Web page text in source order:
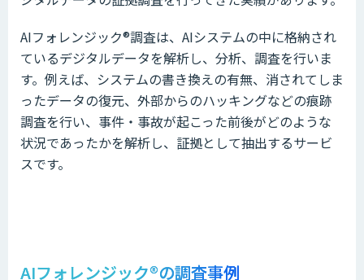
AIフォレンジック®️調査は、AIシステムの中に格納され
ているデジタルデータを解析し、分析、調査を行いま
す。例えば、システムの書き換えの有無、消されてしま
ったデータの復元、外部からのハッキングなどの痕跡
調査を行い、事件・事故が起こった前後がどのような
状況であったかを解析し、証拠として抽出するサービ
スです。
AIフォレンジック®️の調査事例